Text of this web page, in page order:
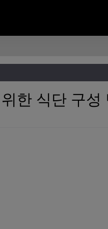
한 식단 구성